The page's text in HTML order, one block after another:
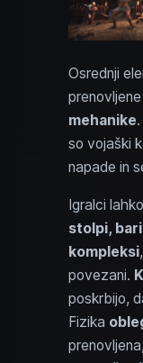
Osrednji
prenovljene
mehanike
so vojaški
napade in
Igralci
stolpi,
kompleksi
povezani.
poskrbijo,
Fizika